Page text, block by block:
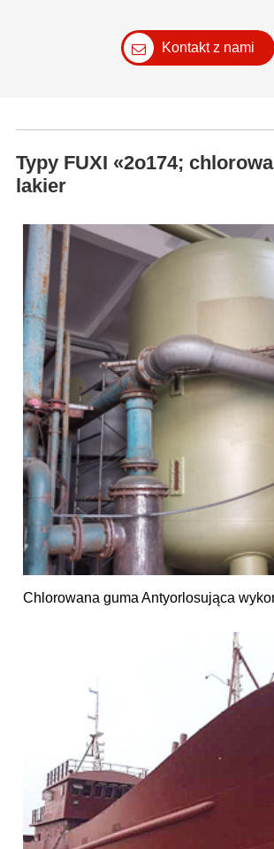
Kontakt z nami
Typy FUXI «2o174;
lakier
Chlorowana guma Antyorlosująca